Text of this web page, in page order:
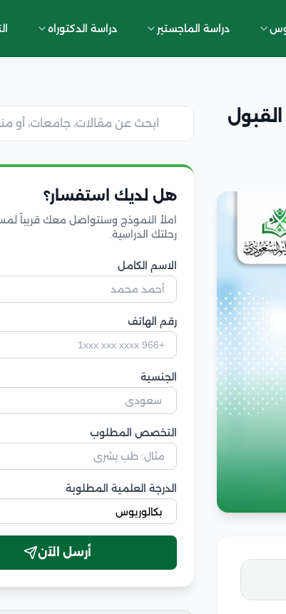
دراسة الماجستير دراسة الدكتوراه
لضمان القبول
هل لديك استفسار؟
املأ النموذج وسنتواصل معك قريباً
رحلتك الدراسية.
الاسم الكامل
رقم الهاتف
الجنسية
التخصص المطلوب
الدرجة العلمية المطلوبة
أرسل الآن